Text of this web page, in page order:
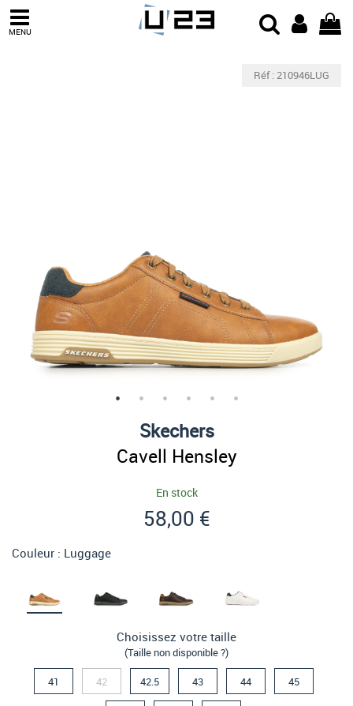
MENU
Réf : 210946LUG
Skechers
Cavell Hensley
En stock
58,00 €
Couleur : Luggage
Choisissez votre taille
(Taille non disponible ?)
41 42 42.5 43 44 45